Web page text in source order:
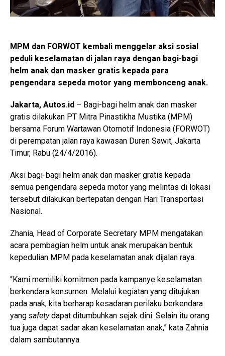
MPM dan FORWOT kembali menggelar aksi sosial
peduli keselamatan di jalan raya dengan bagi-bagi
helm anak dan masker gratis kepada para
pengendara sepeda motor yang membonceng anak.
Jakarta, Autos.id – Bagi-bagi helm anak dan masker
gratis dilakukan PT Mitra Pinastikha Mustika (MPM)
bersama Forum Wartawan Otomotif Indonesia (FORWOT)
di perempatan jalan raya kawasan Duren Sawit, Jakarta
Timur, Rabu (24/4/2016).
Aksi bagi-bagi helm anak dan masker gratis kepada
semua pengendara sepeda motor yang melintas di lokasi
tersebut dilakukan bertepatan dengan Hari Transportasi
Nasional.
Zhania, Head of Corporate Secretary MPM mengatakan
acara pembagian helm untuk anak merupakan bentuk
kepedulian MPM pada keselamatan anak dijalan raya.
“Kami memiliki komitmen pada kampanye keselamatan
berkendara konsumen. Melalui kegiatan yang ditujukan
pada anak, kita berharap kesadaran perilaku berkendara
yang safetydapat ditumbuhkan sejak dini. Selain itu orang
tua juga dapat sadar akan keselamatan anak,” kata Zahnia
dalam sambutannya.